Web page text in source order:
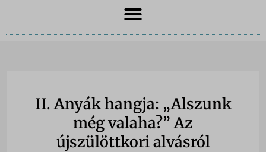
II. Anyák hangja: „Alszunk
még valaha?” Az
újszülöttkori alvásról